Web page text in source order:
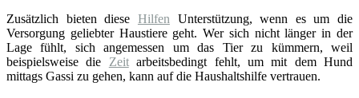
Zusätzlich bieten diese Hilfen Unterstützung, wenn es um die
Versorgung geliebter Haustiere geht. Wer sich nicht länger in der
Lage fühlt, sich angemessen um das Tier zu kümmern, weil
beispielsweise die Zeitarbeitsbedingt fehlt, um mit dem Hund
mittags Gassi zu gehen, kann auf die Haushaltshilfe vertrauen.